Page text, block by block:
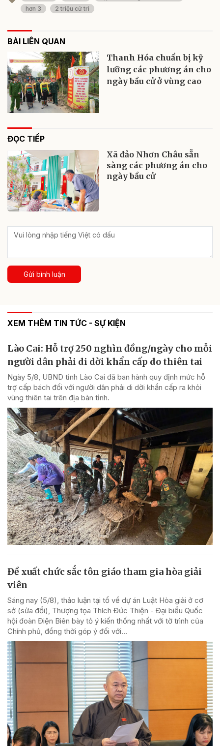
hơn 3
2 triệu cử tri
BÀI LIÊN QUAN
Thanh Hóa chuẩn bị kỹ
lưỡng các phương án cho
ngày bầu cử ở vùng cao
ĐỌC TIẾP
Xã đảo Nhơn Châu sẵn
sàng các phương án cho
ngày bầu cử
Gửi bình luận
XEM THÊM TIN TỨC - SỰ KIỆN
Lào Cai: Hỗ trợ 250 nghìn đồng/ngày cho mỗi
người dân phải di dời khẩn cấp do thiên tai
Ngày 5/8, UBND tỉnh Lào Cai đã ban hành quy định mức hỗ
trợ cấp bách đối với người dân phải di dời khẩn cấp ra khỏi
vùng thiên tai trên địa bàn tỉnh.
Đề xuất chức sắc tôn giáo tham gia hòa giải
viên
Sáng nay (5/8), thảo luận tại tổ về dự án Luật Hòa giải ở cơ
sở (sửa đổi), Thượng tọa Thích Đức Thiện - Đại biểu Quốc
hội đoàn Điện Biên bày tỏ ý kiến thống nhất với tờ trình của
Chính phủ, đồng thời góp ý đối với...